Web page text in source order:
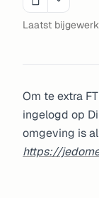
Laatst
Om te extra
ingelogd op
omgeving is
https://